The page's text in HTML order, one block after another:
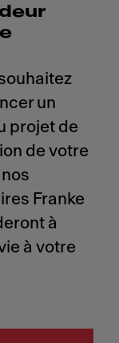
un
projet de
de votre
Franke
à
à votre